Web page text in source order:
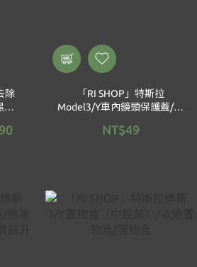
除
水
「RI SHOP」特斯拉
Model3/Y車內鏡頭保護蓋/保
NT$49